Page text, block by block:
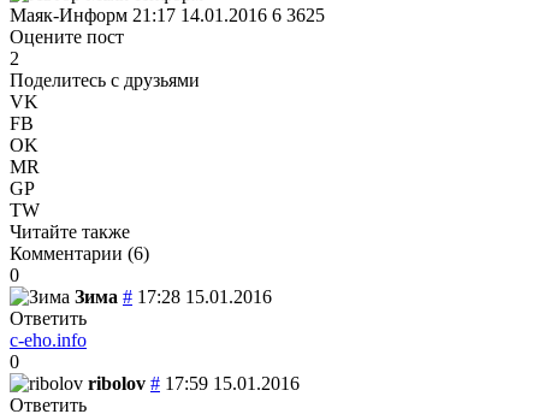
Маяк-Информ 21:17 14.01.2016 6 3625
Оцените пост
2
Поделитесь с друзьями
VK
FB
OK
MR
GP
TW
Читайте также
Комментарии (6)
0
Зима # 17:28 15.01.2016
Ответить
c-eho.info
0
ribolov # 17:59 15.01.2016
Ответить